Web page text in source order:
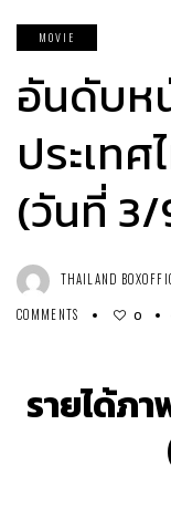
MOVIE
อันดับห
ประเท
(วันที่
THAILAND
COMMENTS
0
รายได้ภ